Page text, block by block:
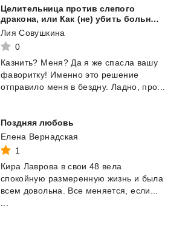
Целительница против слепого
дракона, или Как (не) убить больного
Лия Совушкина
0
Казнить? Меня? Да я же спасла вашу
фаворитку! Именно это решение
отправило меня в бездну. Ладно, про...
Поздняя любовь
Елена Вернадская
1
Кира Лаврова в свои 48 вела
спокойную размеренную жизнь и была
всем довольна. Все меняется, если...